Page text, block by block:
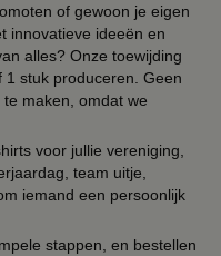
of gewoon je eigen
innovatieve ideeën en
alles? Onze toewijding
stuk produceren. Geen
maken, omdat we
voor jullie vereniging,
team uitje,
iemand een persoonlijk
stappen, en bestellen